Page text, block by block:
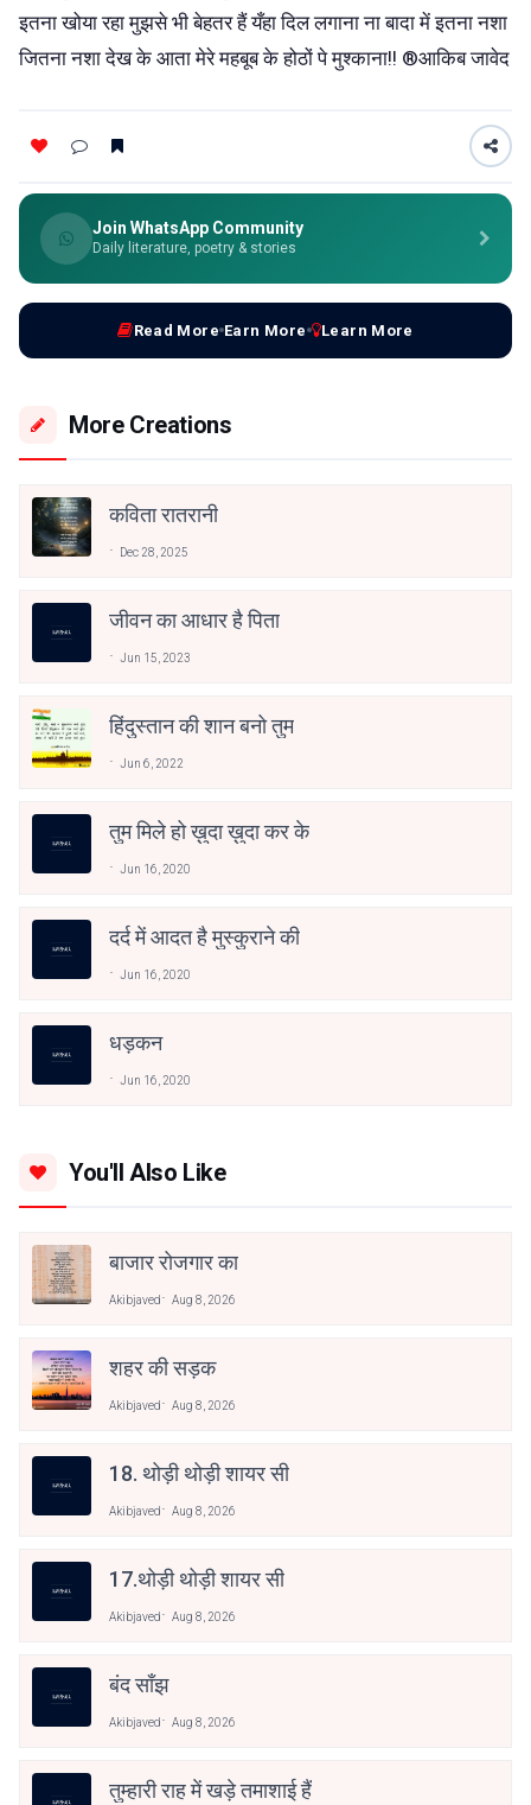
इतना खोया रहा मुझसे भी बेहतर हैं यँहा दिल लगाना ना बादा में इतना नशा
जितना नशा देख के आता मेरे महबूब के होठों पे मुश्काना!! ®आकिब जावेद
Join WhatsApp Community
Daily literature, poetry & stories
Read More Earn More Learn More
More Creations
कविता रातरानी
Dec 28, 2025
जीवन का आधार है पिता
Jun 15, 2023
हिंदुस्तान की शान बनो तुम
Jun 6, 2022
तुम मिले हो ख़ुदा ख़ुदा कर के
Jun 16, 2020
दर्द में आदत है मुस्कुराने की
Jun 16, 2020
धड़कन
Jun 16, 2020
You'll Also Like
बाजार रोजगार का
Akibjaved Aug 8, 2026
शहर की सड़क
Akibjaved Aug 8, 2026
18. थोड़ी थोड़ी शायर सी
Akibjaved Aug 8, 2026
17.थोड़ी थोड़ी शायर सी
Akibjaved Aug 8, 2026
बंद साँझ
Akibjaved Aug 8, 2026
तुम्हारी राह में खड़े तमाशाई हैं